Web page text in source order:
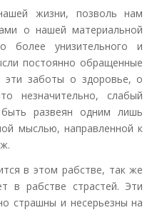
жизни, позволь нам
о нашей материальной
более унизительного и
постоянно обращенные
эти заботы о здоровье, о
незначительно, слабый
развеян одним лишь
мыслью, направленной к
в этом рабстве, так же
в рабстве страстей. Эти
страшны и несерьезны на